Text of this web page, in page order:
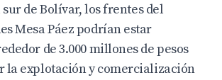
de Bolívar, los frentes del
Mesa Páez podrían estar
de 3.000 millones de pesos
la explotación y comercialización